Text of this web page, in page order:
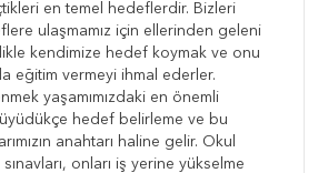
en temel hedeflerdir. Bizleri
ulaşmamız için ellerinden geleni
kendimize hedef koymak ve onu
eğitim vermeyi ihmal ederler.
yaşamımızdaki en önemli
hedef belirleme ve bu
anahtarı haline gelir. Okul
sınavları, onları iş yerine yükselme